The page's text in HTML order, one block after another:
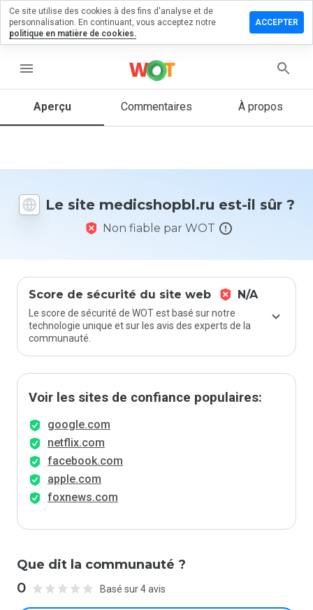
menu
Aperçu Commentaires À propos
Le site medicshopbl.ru est-il sûr ?
Non fiable par WOT
Score de sécurité du site web N/A
Le score de sécurité de WOT est basé sur notre
technologie unique et sur les avis des experts de la
communauté.
Voir les sites de confiance populaires:
google.com
netflix.com
facebook.com
apple.com
foxnews.com
Que dit la communauté ?
0 Basé sur 4 avis
un
1 et 5
vous à ce
site ?
Ce site utilise des cookies à des fins d'analyse et de
personnalisation. En continuant, vous acceptez notre
politique en matière de cookies.
ACCEPTER